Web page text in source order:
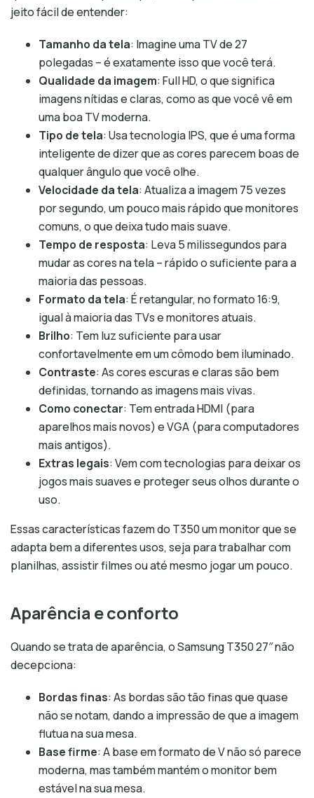
jeito fácil de entender:
Tamanho da tela: Imagine uma TV de 27
polegadas – é exatamente isso que você terá.
Qualidade da imagem: Full HD, o que significa
imagens nítidas e claras, como as que você vê em
uma boa TV moderna.
Tipo de tela: Usa tecnologia IPS, que é uma forma
inteligente de dizer que as cores parecem boas de
qualquer ângulo que você olhe.
Velocidade da tela: Atualiza a imagem 75 vezes
por segundo, um pouco mais rápido que monitores
comuns, o que deixa tudo mais suave.
Tempo de resposta: Leva 5 milissegundos para
mudar as cores na tela – rápido o suficiente para a
maioria das pessoas.
Formato da tela: É retangular, no formato 16:9,
igual à maioria das TVs e monitores atuais.
Brilho: Tem luz suficiente para usar
confortavelmente em um cômodo bem iluminado.
Contraste: As cores escuras e claras são bem
definidas, tornando as imagens mais vivas.
Como conectar: Tem entrada HDMI (para
aparelhos mais novos) e VGA (para computadores
mais antigos).
Extras legais: Vem com tecnologias para deixar os
jogos mais suaves e proteger seus olhos durante o
uso.
Essas características fazem do T350 um monitor que se
adapta bem a diferentes usos, seja para trabalhar com
planilhas, assistir filmes ou até mesmo jogar um pouco.
Aparência e conforto
Quando se trata de aparência, o Samsung T350 27″ não
decepciona:
Bordas finas: As bordas são tão finas que quase
não se notam, dando a impressão de que a imagem
flutua na sua mesa.
Base firme: A base em formato de V não só parece
moderna, mas também mantém o monitor bem
estável na sua mesa.